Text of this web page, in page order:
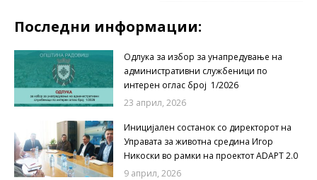
Последни информации:
Одлука за избор за унапредување на
административни службеници по
интерен оглас број 1/2026
23 април, 2026
Иницијален состанок со директорот на
Управата за животна средина Игор
Никоски во рамки на проектот ADAPT 2.0
9 април, 2026